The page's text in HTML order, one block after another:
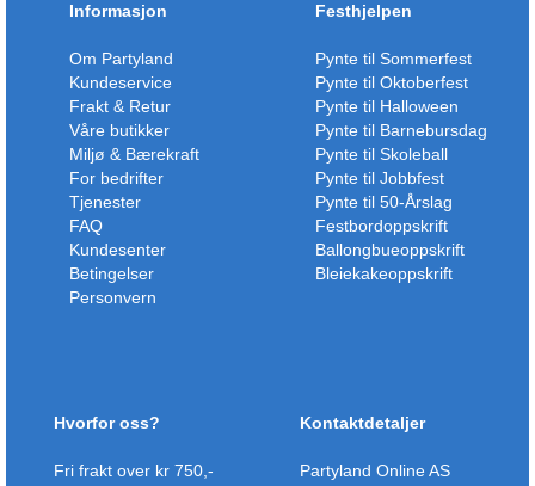
Informasjon
Om Partyland
Kundeservice
Frakt & Retur
Våre butikker
Miljø & Bærekraft
For bedrifter
Tjenester
FAQ
Kundesenter
Betingelser
Personvern
Festhjelpen
Pynte til Sommerfest
Pynte til Oktoberfest
Pynte til Halloween
Pynte til Barnebursdag
Pynte til Skoleball
Pynte til Jobbfest
Pynte til 50-Årslag
Festbordoppskrift
Ballongbueoppskrift
Bleiekakeoppskrift
Hvorfor oss?
Fri frakt over kr 750,-
Kontaktdetaljer
Partyland Online AS